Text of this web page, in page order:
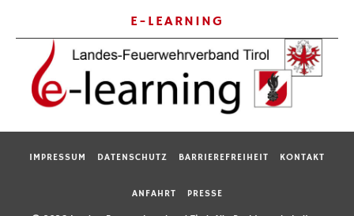
E-LEARNING
IMPRESSUM DATENSCHUTZ BARRIEREFREIHEIT KONTAKT
ANFAHRT PRESSE